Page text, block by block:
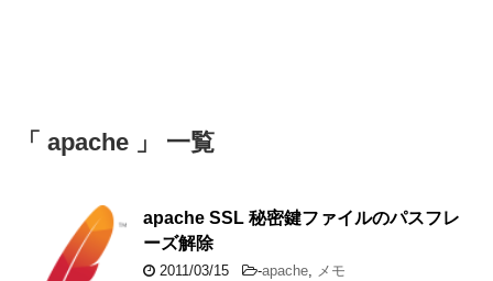
「 apache 」 一覧
apache SSL 秘密鍵ファイルのパスフレ
ーズ解除
2011/03/15 -apache, メモ